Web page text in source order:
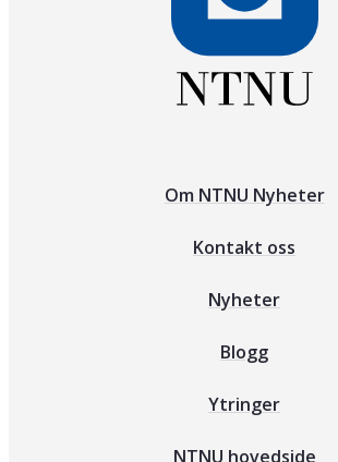
Om NTNU Nyheter
Kontakt oss
Nyheter
Blogg
Ytringer
NTNU hovedside